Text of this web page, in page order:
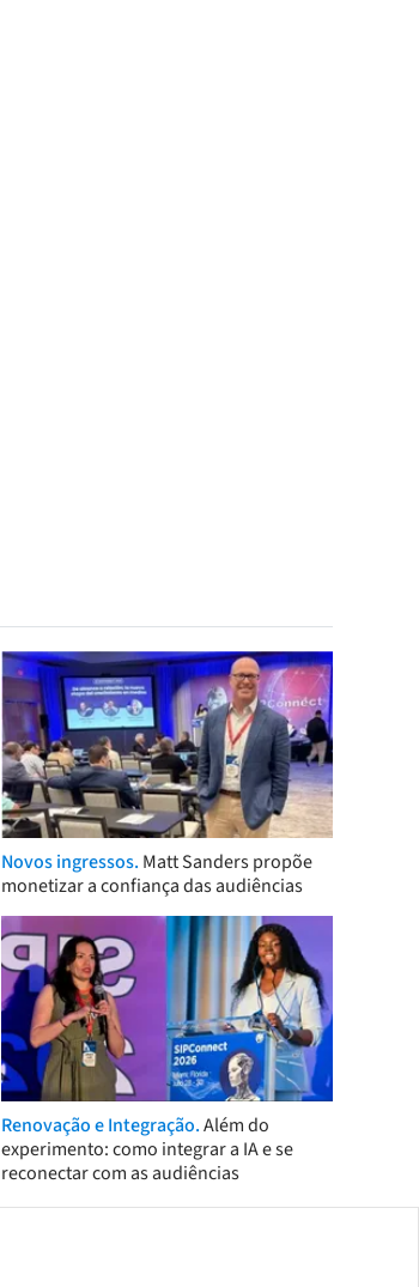
Novos ingressos. Matt Sanders propõe
monetizar a confiança das audiências
Renovação e Integração.Além do
experimento: como integrar a IA e se
reconectar com as audiências